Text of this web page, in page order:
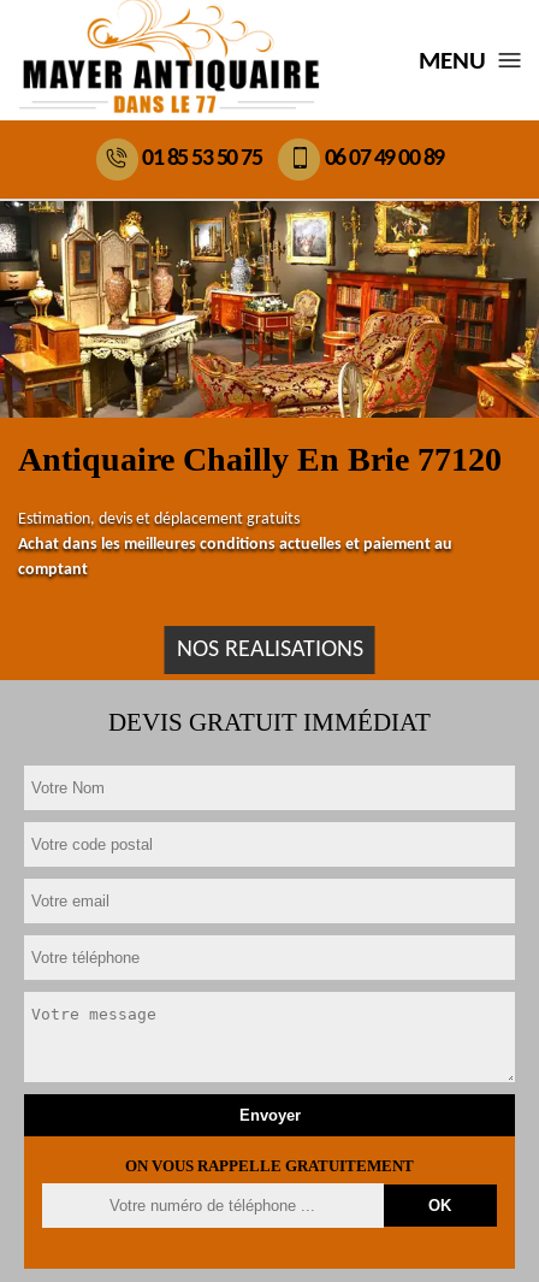
MENU
01 85 53 50 75 06 07 49 00 89
Antiquaire Chailly En Brie 77120
Estimation, devis et déplacement gratuits
Achat dans les meilleures conditions actuelles et paiement au
comptant
NOS REALISATIONS
DEVIS GRATUIT IMMÉDIAT
ON VOUS RAPPELLE GRATUITEMENT